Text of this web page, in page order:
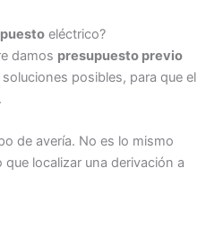
eléctrico?
damos presupuesto previo
posibles, para que el
de avería. No es lo mismo
localizar una derivación a